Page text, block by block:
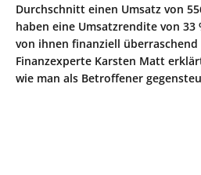
Durchschnitt einen Umsatz von
haben eine Umsatzrendite von 33
von ihnen finanziell überraschend
Finanzexperte Karsten Matt
wie man als Betroffener